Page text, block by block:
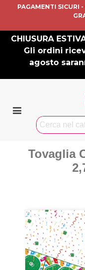
PAGAMENTI SICURI
CHIUSURA
Gli ordini
agosto
Tovaglia